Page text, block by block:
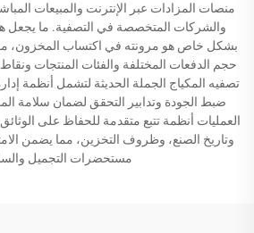
منصات المزادات عبر الإنترنت والمبيعات
والشركات المتخصصة في التصفية. ما يجعل
بشكل خاص هو مرونته في اكتساب المخزون،
حجم الدفعات المختلفة والفئات المنتجات
تصفيه المكياج الجملة الحديثة لتشمل أنظمة
ضبط الجودة وتدابير التحقق لضمان سلامة
العمليات أنظمة تتبع متقدمة للحفاظ على
وتاريخ الصنع، وظروف التخزين، مما يضمن
مستحضرات التجميل